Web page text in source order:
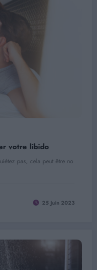
votre libido
pas, cela peut être no
25 Juin 2023